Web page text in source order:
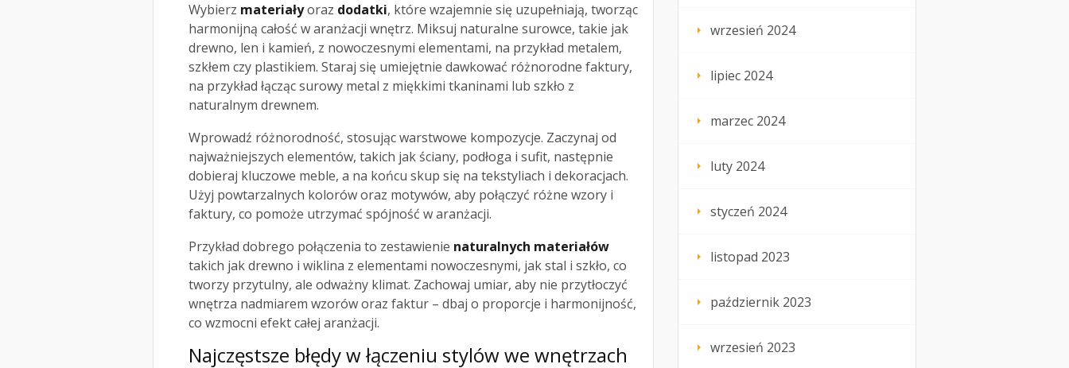
Wybierz materiałyoraz dodatki, które wzajemnie się uzupełniają, tworząc
harmonijną całość w aranżacji wnętrz. Miksuj naturalne surowce, takie jak
drewno, len i kamień, z nowoczesnymi elementami, na przykład metalem,
szkłem czy plastikiem. Staraj się umiejętnie dawkować różnorodne faktury,
na przykład łącząc surowy metal z miękkimi tkaninami lub szkło z
naturalnym drewnem.
Wprowadź różnorodność, stosując warstwowe kompozycje. Zaczynaj od
najważniejszych elementów, takich jak ściany, podłoga i sufit, następnie
dobieraj kluczowe meble, a na końcu skup się na tekstyliach i dekoracjach.
Użyj powtarzalnych kolorów oraz motywów, aby połączyć różne wzory i
faktury, co pomoże utrzymać spójność w aranżacji.
Przykład dobrego połączenia to zestawienie naturalnych materiałów
takich jak drewno i wiklina z elementami nowoczesnymi, jak stal i szkło, co
tworzy przytulny, ale odważny klimat. Zachowaj umiar, aby nie przytłoczyć
wnętrza nadmiarem wzorów oraz faktur – dbaj o proporcje i harmonijność,
co wzmocni efekt całej aranżacji.
Najczęstsze błędy w łączeniu stylów we wnętrzach
wrzesień 2024
lipiec 2024
marzec 2024
luty 2024
styczeń 2024
listopad 2023
październik 2023
wrzesień 2023